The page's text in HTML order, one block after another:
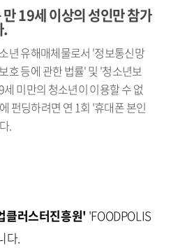
19세 이상의 성인만 참가
.
년 유해매체물로서 '정보통신망
호 등에 관한 법률' 및 '청소년보
미만의 청소년이 이용할 수 없
펀딩하려면 연 1회 '휴대폰 본인
.
클러스터진흥원' 'FOODPOLIS
다.